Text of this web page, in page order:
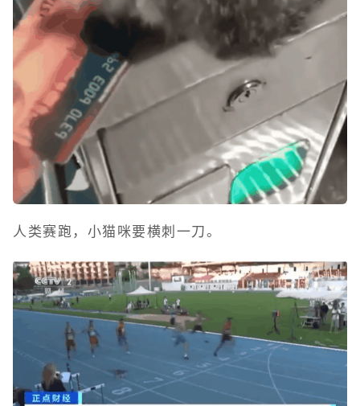
人类赛跑，小猫咪要横刺一刀。